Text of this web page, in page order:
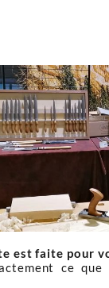
est faite pour
ce